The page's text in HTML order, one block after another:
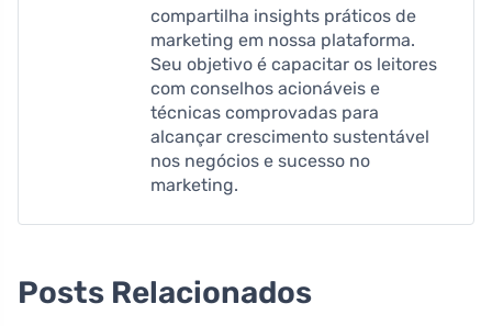
compartilha insights práticos de
marketing em nossa plataforma.
Seu objetivo é capacitar os leitores
com conselhos acionáveis ​​e
técnicas comprovadas para
alcançar crescimento sustentável
nos negócios e sucesso no
marketing.
Posts Relacionados